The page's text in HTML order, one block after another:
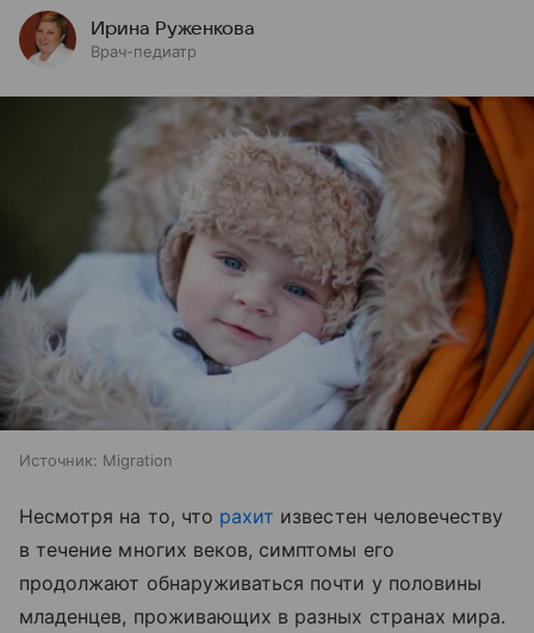
Ирина Руженкова
Врач-педиатр
Источник: Migration
Несмотря на то, что рахит известен человечеству
в течение многих веков, симптомы его
продолжают обнаруживаться почти у половины
младенцев, проживающих в разных странах мира.